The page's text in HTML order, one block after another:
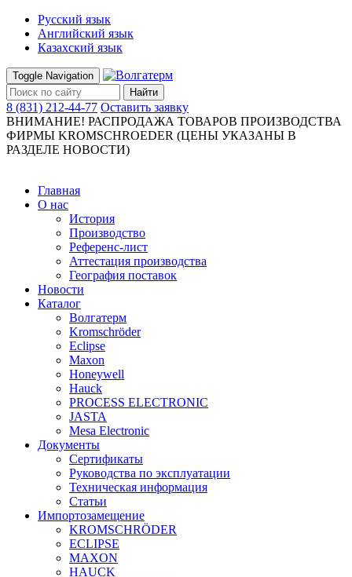
Русский язык
Английский язык
Казахский язык
Toggle Navigation
Найти
8 (831) 212-44-77 Оставить заявку
ВНИМАНИЕ! РАСПРОДАЖА ТОВАРОВ ПРОИЗВОДСТВА
ФИРМЫ KROMSCHROEDER (ЦЕНЫ УКАЗАНЫ В
РАЗДЕЛЕ НОВОСТИ)
Главная
О нас
История
Производство
Референс-лист
Аттестация производства
География поставок
Новости
Каталог
Волгатерм
Kromschröder
Eclipse
Maxon
Honeywell
Hauck
PROCESS ELECTRONIC
JASTA
Mesa Electronic
Документы
Сертификаты
Руководства по эксплуатации
Техническая информация
Статьи
Импортозамещение
KROMSCHRÖDER
ECLIPSE
MAXON
HAUCK